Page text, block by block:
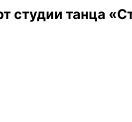
студии танца